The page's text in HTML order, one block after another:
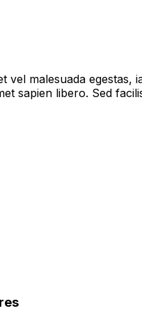
vel malesuada
sapien libero. Sed